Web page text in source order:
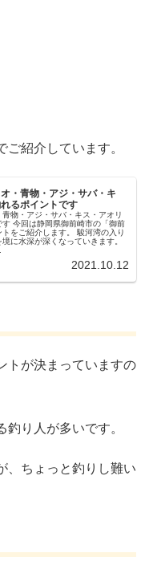
紹介しています。
オ・青物・アジ・サバ・キ
るポイントです
青物・アジ・サバ・キス・アオリ
今回は静岡県御前崎市の「御前
をご紹介します。 駿河湾の入り
に水深が深くなっていきます。
2021.10.12
トが決まっていますの
り人が多いです。
、ちょっと釣りし難い